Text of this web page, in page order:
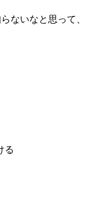
ないなと思って、
る